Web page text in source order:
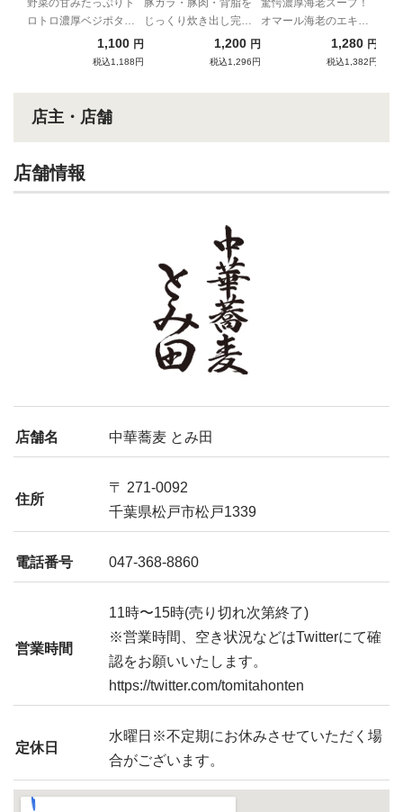
野菜の甘みたっぷりト
ロトロ濃厚ベジポタス
1,100 円
税込1,188円
豚ガラ・豚肉・背脂を
じっくり炊き出し完成
1,200 円
税込1,296円
驚愕濃厚海老スープ！
オマール海老のエキス
を凝縮した、いまだか
つてない新ラーメン！
1,280 円
税込1,382円
店主・店舗
店舗情報
店舗名 中華蕎麦 とみ田
住所
〒 271-0092
千葉県松戸市松戸1339
電話番号 047-368-8860
営業時間
11時〜15時(売り切れ次第終了)
※営業時間、空き状況などはTwitterにて確
認をお願いいたします。
https://twitter.com/tomitahonten
定休日
水曜日※不定期にお休みさせていただく場
合がございます。